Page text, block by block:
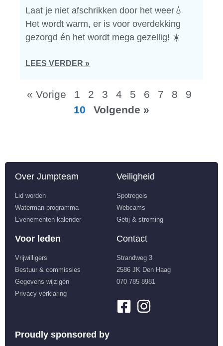
Laat je niet afschrikken door het weer💧
Het wordt warm, er is voor overdekking
gezorgd én het wordt mega gezellig! ☀️
LEES VERDER »
« Vorige 1 2 3 4 5 6 7 8
9
10
Volgende »
Over Jumpteam
Lid worden
Waterman-programma
Evenementen kalender
Veiligheid
Spotregels
Webcams
Getij & stroming
Voor leden
Vrijwilligers
Bestuur & commissies
Gegevens wijzigen
Privacy verklaring
Contact
Strandweg 3
2586 JK Den Haag
070 785 8981
Proudly sponsored by